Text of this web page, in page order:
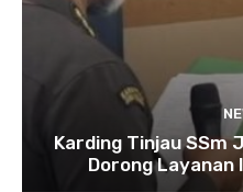
Karding Tinjau SSm
Dorong Layanan